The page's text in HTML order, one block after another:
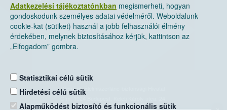
Adatkezelési tájékoztatónkban megismerheti, hogyan
gondoskodunk személyes adatai védelméről. Weboldalunk
cookie-kat (sütiket) használ a jobb felhasználói élmény
érdekében, melynek biztosításához kérjük, kattintson az
„Elfogadom” gombra.
Statisztikai célú sütik
Hirdetési célú sütik
Alapműködést biztosító és funkcionális sütik
Nemzeti Élelmiszerlánc-biztonsági Hivatal
Levelezési cím: 1525 Budapest. Pf. 30.